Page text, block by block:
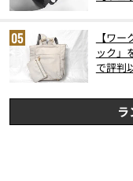
【ワ
ック」
で評判